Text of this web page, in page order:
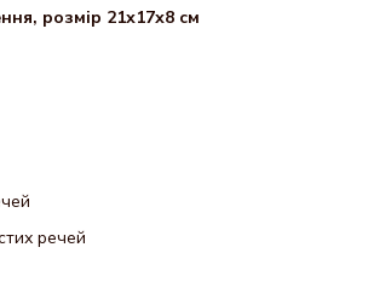
розмір 21х17х8 см
речей